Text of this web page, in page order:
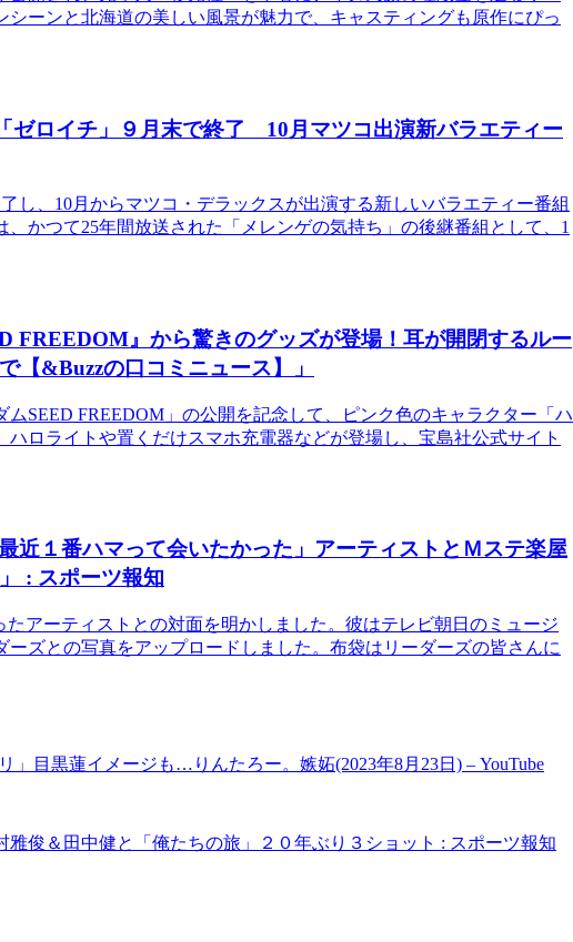
ーンと北海道の美しい風景が魅力で、キャスティングも原作にぴっ
ゼロイチ」９月末で終了 10月マツコ出演新バラエティー
し、10月からマツコ・デラックスが出演する新しいバラエティー番組
かつて25年間放送された「メレンゲの気持ち」の後継番組として、1
FREEDOM』から驚きのグッズが登場！耳が開閉するルー
【&Buzzの口コミニュース】」
ムSEED FREEDOM」の公開を記念して、ピンク色のキャラクター「ハ
ロライトや置くだけスマホ充電器などが登場し、宝島社公式サイト
近１番ハマって会いたかった」アーティストとＭステ楽屋
: スポーツ報知
アーティストとの対面を明かしました。彼はテレビ朝日のミュージ
ズとの写真をアップロードしました。布袋はリーダーズの皆さんに
目黒蓮イメージも…りんたろー。嫉妬(2023年8月23日) – YouTube
俊＆田中健と「俺たちの旅」２０年ぶり３ショット : スポーツ報知